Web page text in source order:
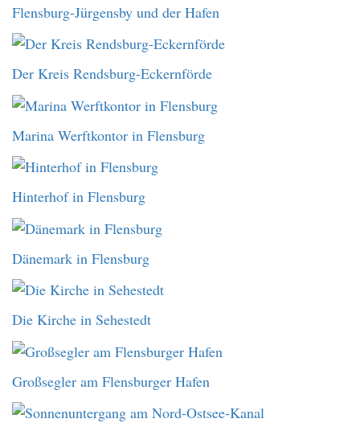
Flensburg-Jürgensby und der Hafen
Der Kreis Rendsburg-Eckernförde
Marina Werftkontor in Flensburg
Hinterhof in Flensburg
Dänemark in Flensburg
Die Kirche in Sehestedt
Großsegler am Flensburger Hafen